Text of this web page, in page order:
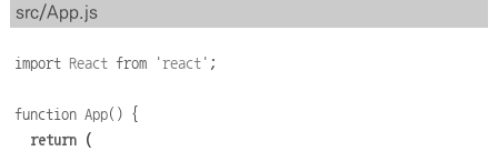
src/App.js
import React from 'react ' ;
function App() {
return (